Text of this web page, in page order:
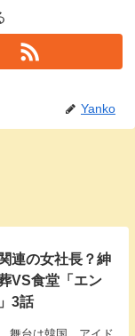
Yanko
連の女社長？紳
VS食堂「エン
3話